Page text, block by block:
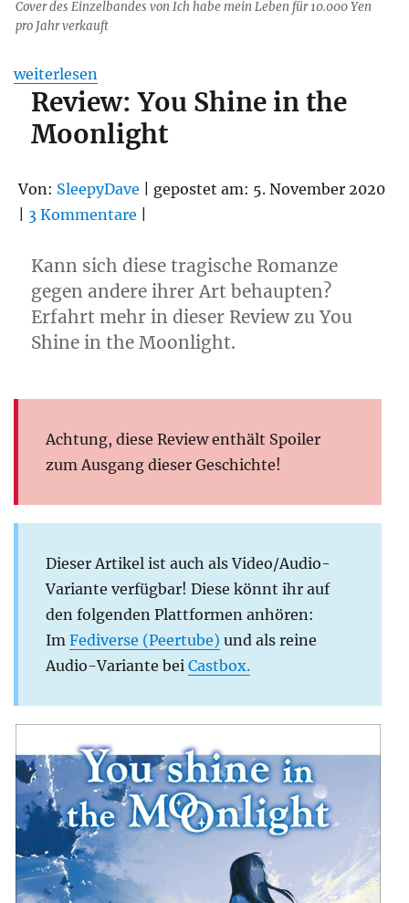
Cover des Einzelbandes von Ich habe mein Leben für 10.000 Yen
pro Jahr verkauft
„Review: Ich habe mein Leben für 10.000 Yen pro
weiterlesen
Review: You Shine in the
Moonlight
Von: SleepyDave | gepostet am: 5. November 2020
3 Kommentare
Kann sich diese tragische Romanze
gegen andere ihrer Art behaupten?
Erfahrt mehr in dieser Review zu You
Shine in the Moonlight.
Achtung, diese Review enthält Spoiler
zum Ausgang dieser Geschichte!
Dieser Artikel ist auch als Video/Audio-
Variante verfügbar! Diese könnt ihr auf
den folgenden Plattformen anhören:
Im Fediverse (Peertube) und als reine
Audio-Variante bei Castbox.